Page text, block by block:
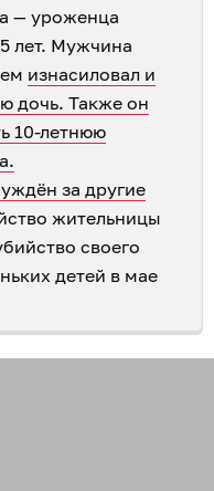
— уроженца
лет. Мужчина
изнасиловал и
дочь. Также он
10-летнюю
за другие
жительницы
своего
детей в мае